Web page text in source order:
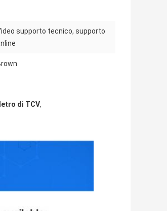
supporto tecnico, supporto
di TCV,